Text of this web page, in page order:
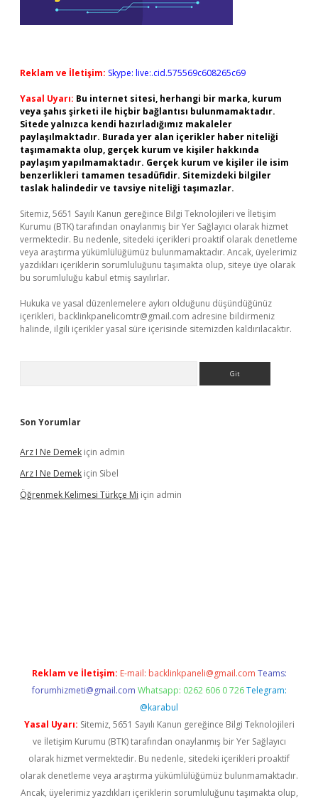
Reklam ve İletişim: Skype: live:.cid.575569c608265c69
Yasal Uyarı: Bu internet sitesi, herhangi bir marka, kurum
veya şahıs şirketi ile hiçbir bağlantısı bulunmamaktadır.
Sitede yalnızca kendi hazırladığımız makaleler
paylaşılmaktadır. Burada yer alan içerikler haber niteliği
taşımamakta olup, gerçek kurum ve kişiler hakkında
paylaşım yapılmamaktadır. Gerçek kurum ve kişiler ile isim
benzerlikleri tamamen tesadüfidir. Sitemizdeki bilgiler
taslak halindedir ve tavsiye niteliği taşımazlar.
Sitemiz, 5651 Sayılı Kanun gereğince Bilgi Teknolojileri ve İletişim
Kurumu (BTK) tarafından onaylanmış bir Yer Sağlayıcı olarak hizmet
vermektedir. Bu nedenle, sitedeki içerikleri proaktif olarak denetleme
veya araştırma yükümlülüğümüz bulunmamaktadır. Ancak, üyelerimiz
yazdıkları içeriklerin sorumluluğunu taşımakta olup, siteye üye olarak
bu sorumluluğu kabul etmiş sayılırlar.
Hukuka ve yasal düzenlemelere aykırı olduğunu düşündüğünüz
içerikleri, backlinkpanelicomtr@gmail.com adresine bildirmeniz
halinde, ilgili içerikler yasal süre içerisinde sitemizden kaldırılacaktır.
Son Yorumlar
Arz I Ne Demek için admin
Arz I Ne Demek için Sibel
Öğrenmek Kelimesi Türkçe Mi için admin
Reklam ve İletişim: E-mail: backlinkpaneli@gmail.com Teams:
forumhizmeti@gmail.com Whatsapp: 0262 606 0 726 Telegram:
@karabul
Yasal Uyarı: Sitemiz, 5651 Sayılı Kanun gereğince Bilgi Teknolojileri
ve İletişim Kurumu (BTK) tarafından onaylanmış bir Yer Sağlayıcı
olarak hizmet vermektedir. Bu nedenle, sitedeki içerikleri proaktif
olarak denetleme veya araştırma yükümlülüğümüz bulunmamaktadır.
Ancak, üyelerimiz yazdıkları içeriklerin sorumluluğunu taşımakta olup,